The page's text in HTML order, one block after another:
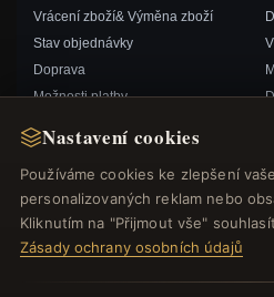
Nastavení cookies
Používáme cookies ke zlepšení
personalizovaných reklam nebo
Kliknutím na "Přijmout vše"
Zásady ochrany osobních údajů
Vrácení zboží& Výměna zboží
Stav objednávky
Doprava
Možnosti platby
Kontaktujte nás
RYCHLÉ ODKAZY
Nové produkty
Speciální nabídky